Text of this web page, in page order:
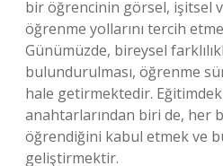
bir öğrencinin görsel, işitsel
öğrenme yollarını tercih
Günümüzde, bireysel
bulundurulması, öğrenme
hale getirmektedir.
anahtarlarından biri de, her
öğrendiğini kabul etmek ve
geliştirmektir.